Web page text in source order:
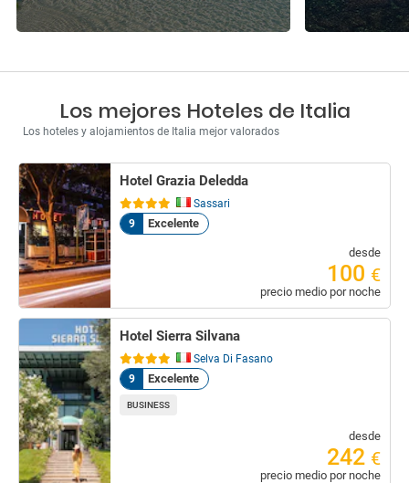
Los mejores Hoteles de Italia
Los hoteles y alojamientos de Italia mejor valorados
Hotel Grazia Deledda
Sassari
9
Excelente
desde
100 €
precio medio por noche
Hotel Sierra Silvana
Selva Di Fasano
9
Excelente
BUSINESS
desde
242 €
precio medio por noche